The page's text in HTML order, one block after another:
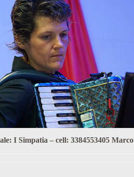
I Simpatia – cell: 3384553405 Marco